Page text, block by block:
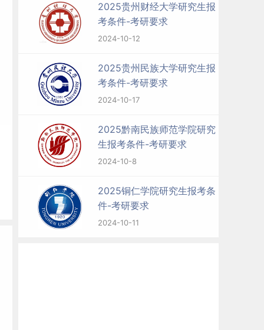
2025贵州财经大学研究生报
考条件-考研要求
2024-10-12
2025贵州民族大学研究生报
考条件-考研要求
2024-10-17
2025黔南民族师范学院研究
生报考条件-考研要求
2024-10-8
2025铜仁学院研究生报考条
件-考研要求
2024-10-11